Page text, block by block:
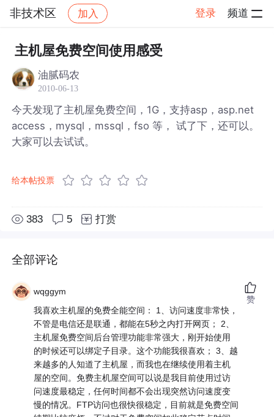
非技术区 加入 登录 频道
社区 非技术区 帖子详情
主机屋免费空间使用感受
油腻码农
2010-06-13
今天发现了主机屋免费空间，1G，支持asp，asp.net
access，mysql，mssql，fso 等， 试了下，还可以。
大家可以去试试。
给本帖投票
383 5 打赏
全部评论
wqggym
我喜欢主机屋的免费全能空间： 1、访问速度非常快，
不管是电信还是联通，都能在5秒之内打开网页； 2、
主机屋免费空间后台管理功能非常强大，刚开始使用
的时候还可以绑定子目录。这个功能我很喜欢； 3、越
来越多的人知道了主机屋，而我也在继续使用着主机
屋的空间。免费主机屋空间可以说是我目前使用过访
问速度最稳定，任何时间都不会出现突然访问速度变
慢的情况。FTP访问也很快很稳定，目前就是免费空间
赞